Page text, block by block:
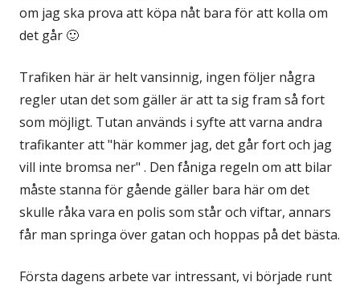
om jag ska prova att köpa nåt bara för att kolla om
det går 🙂
Trafiken här är helt vansinnig, ingen följer några
regler utan det som gäller är att ta sig fram så fort
som möjligt. Tutan används i syfte att varna andra
trafikanter att "här kommer jag, det går fort och jag
vill inte bromsa ner" . Den fåniga regeln om att bilar
måste stanna för gående gäller bara här om det
skulle råka vara en polis som står och viftar, annars
får man springa över gatan och hoppas på det bästa.
Första dagens arbete var intressant, vi började runt